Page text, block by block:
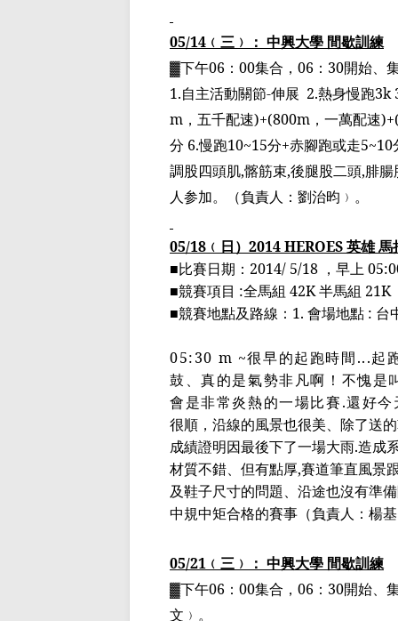
05/14 ﹙ 三 ﹚ ： 中興大學 間歇訓練
▓下午06 ： 00集合， 06 ： 30開始、
1.自主活動關節-伸展 2.熱身慢跑3k
m ，五千配速)+(800m ，一萬配速
分 6.慢跑10~15分+赤腳跑或走5~10
調股四頭肌,髂筋束,後腿股二頭,腓腸
人参加。
（負責人：劉治昀 ﹚ 。
05/18 ﹙ 日） 2014 HEROES英雄 馬
■比賽日期： 2014/ 5/18 ，早上
■競賽項目 :全馬組 42K半馬組 21K
■競賽地點及路線： 1. 會場地點 : 台
05:30 m ~很早的起跑時間...起
鼓、真的是氣勢非凡啊 ！不愧是
會是非常炎熱的一場比賽.還好今
很順，沿線的風景也很美、除了送
成績證明因最後下了一場大雨.造成
材質不錯、但有點厚,賽道筆直風景
及鞋子尺寸的問題、沿途也沒有準
中規中矩合格的賽事 （負責人：楊
05/21 ﹙ 三 ﹚ ： 中興大學 間歇訓練
▓下午06 ： 00集合， 06 ： 30開始、
文 ﹚ 。